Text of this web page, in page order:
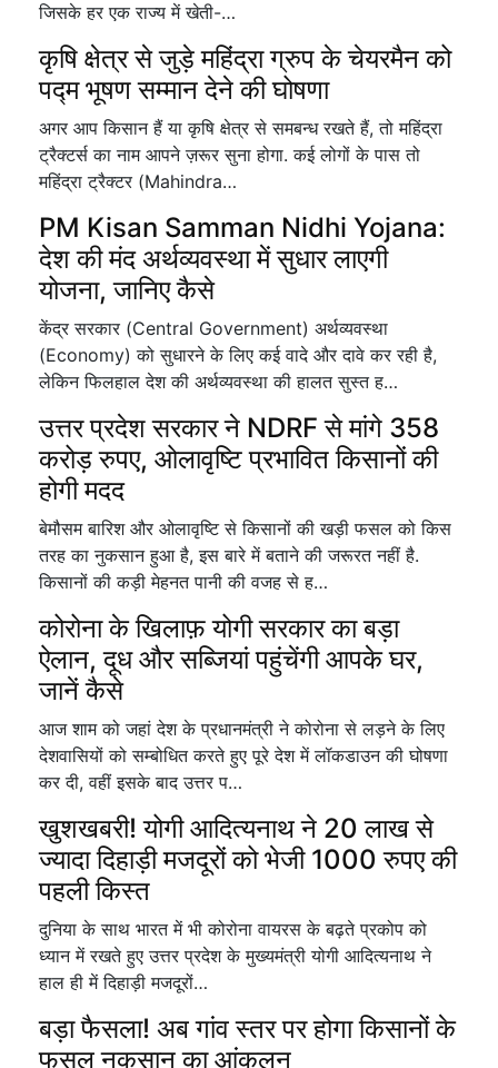
जिसके हर एक राज्य में खेती-…
कृषि क्षेत्र से जुड़े महिंद्रा ग्रुप के चेयरमैन को
पद्म भूषण सम्मान देने की घोषणा
अगर आप किसान हैं या कृषि क्षेत्र से समबन्ध रखते हैं, तो महिंद्रा
ट्रैक्टर्स का नाम आपने ज़रूर सुना होगा. कई लोगों के पास तो
महिंद्रा ट्रैक्टर (Mahindra…
PM Kisan Samman Nidhi Yojana:
देश की मंद अर्थव्यवस्था में सुधार लाएगी
योजना, जानिए कैसे
केंद्र सरकार (Central Government) अर्थव्यवस्था
(Economy) को सुधारने के लिए कई वादे और दावे कर रही है,
लेकिन फिलहाल देश की अर्थव्यवस्था की हालत सुस्त ह…
उत्तर प्रदेश सरकार ने NDRF से मांगे 358
करोड़ रुपए, ओलावृष्टि प्रभावित किसानों की
होगी मदद
बेमौसम बारिश और ओलावृष्टि से किसानों की खड़ी फसल को किस
तरह का नुकसान हुआ है, इस बारे में बताने की जरूरत नहीं है.
किसानों की कड़ी मेहनत पानी की वजह से ह…
कोरोना के खिलाफ़ योगी सरकार का बड़ा
ऐलान, दूध और सब्जियां पहुंचेंगी आपके घर,
जानें कैसे
आज शाम को जहां देश के प्रधानमंत्री ने कोरोना से लड़ने के लिए
देशवासियों को सम्बोधित करते हुए पूरे देश में लॉकडाउन की घोषणा
कर दी, वहीं इसके बाद उत्तर प…
खुशखबरी! योगी आदित्यनाथ ने 20 लाख से
ज्यादा दिहाड़ी मजदूरों को भेजी 1000 रुपए की
पहली किस्त
दुनिया के साथ भारत में भी कोरोना वायरस के बढ़ते प्रकोप को
ध्यान में रखते हुए उत्तर प्रदेश के मुख्यमंत्री योगी आदित्यनाथ ने
हाल ही में दिहाड़ी मजदूरों…
बड़ा फैसला! अब गांव स्तर पर होगा किसानों के
फसल नुकसान का आंकलन